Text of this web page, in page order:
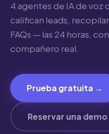
4 agentes de IA de voz
califican leads,
FAQs — las 24 horas,
compañero real.
Prueba gratuita →
Reservar una demo